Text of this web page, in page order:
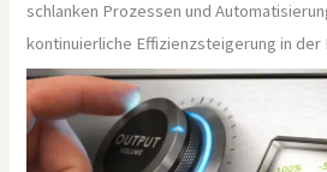
schlanken Prozessen und
kontinuierliche Effizienzsteigerung in der